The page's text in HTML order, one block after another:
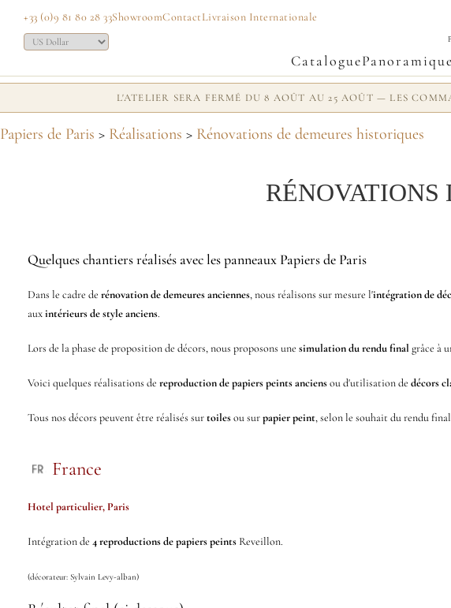
+33 (0)9 81 80 28 33ShowroomContactLivraison Internationale
Catalogue
L'ATELIER SERA FERMÉ DU 8 AOÛT AU 25 AOÛT — LES
Papiers de Paris > Réalisations > Rénovations de demeures historiques
RÉNOVATIONS
Quelques chantiers réalisés avec les panneaux Papiers de Paris
Dans le cadre de rénovation de demeures anciennes, nous réalisons sur mesure l'intégration de
auxintérieurs de style anciens.
Lors de la phase de proposition de décors, nous proposons une simulation du rendu final grâce à
Voici quelques réalisations de reproduction de papiers peints anciensou d'utilisation de décors
Tous nos décors peuvent être réalisés surtoilesou surpapier peint, selon le souhait du rendu
France
Hotel particulier, Paris
Intégration de 4 reproductions de papiers peints Reveillon.
(décorateur: Sylvain Levy-alban)